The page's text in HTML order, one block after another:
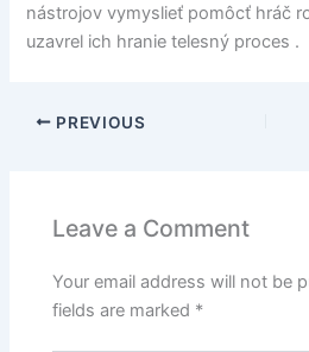
nástrojov vymyslieť pomôcť hráč
uzavrel ich hranie telesný proces .
PREVIOUS
Leave a Comment
Your email address will not be
fields are marked *